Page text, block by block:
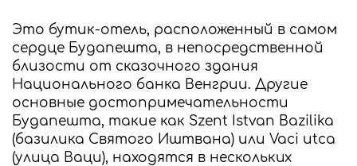
Это бутик-отель, расположенный в самом
сердце Будапешта, в непосредственной
близости от сказочного здания
Национального банка Венгрии. Другие
основные достопримечательности
Будапешта, такие как Szent Istvan Bazilika
(базилика Святого Иштвана) или Vaci utca
(улица Ваци), находятся в нескольких